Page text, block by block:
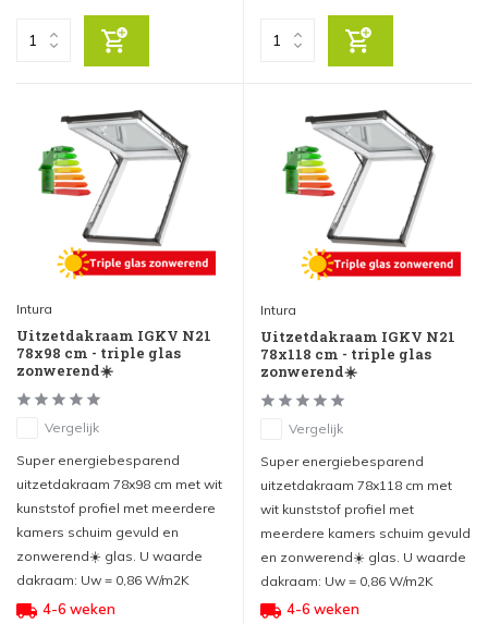
Intura
Uitzetdakraam IGKV N21
78x98 cm - triple glas
zonwerend☀️
Vergelijk
Super energiebesparend
uitzetdakraam 78x98 cm met wit
kunststof profiel met meerdere
kamers schuim gevuld en
zonwerend☀️ glas. U waarde
dakraam: Uw = 0,86 W/m2K
4-6 weken
Intura
Uitzetdakraam IGKV N21
78x118 cm - triple glas
zonwerend☀️
Vergelijk
Super energiebesparend
uitzetdakraam 78x118 cm met
wit kunststof profiel met
meerdere kamers schuim gevuld
en zonwerend☀️ glas. U waarde
dakraam: Uw = 0,86 W/m2K
4-6 weken